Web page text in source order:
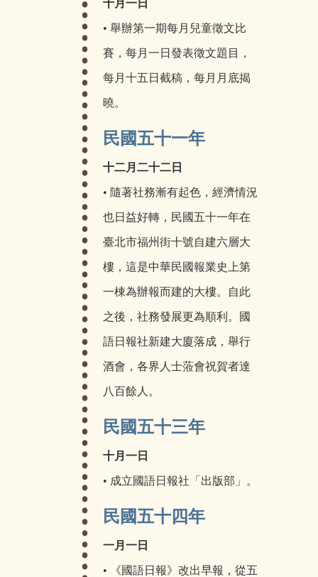
十月一日
• 舉辦第一期每月兒童徵文比
賽，每月一日發表徵文題目，
每月十五日截稿，每月月底揭
曉。
民國五十一年
十二月二十二日
• 隨著社務漸有起色，經濟情況
也日益好轉，民國五十一年在
臺北市福州街十號自建六層大
樓，這是中華民國報業史上第
一棟為辦報而建的大樓。自此
之後，社務發展更為順利。國
語日報社新建大廈落成，舉行
酒會，各界人士蒞會祝賀者達
八百餘人。
民國五十三年
十月一日
• 成立國語日報社「出版部」。
民國五十四年
一月一日
• 《國語日報》改出早報，從五